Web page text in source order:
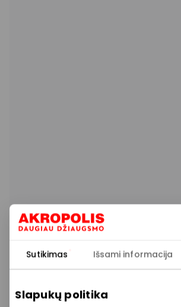
Sutikimas Išsami informacija
Slapukų politika